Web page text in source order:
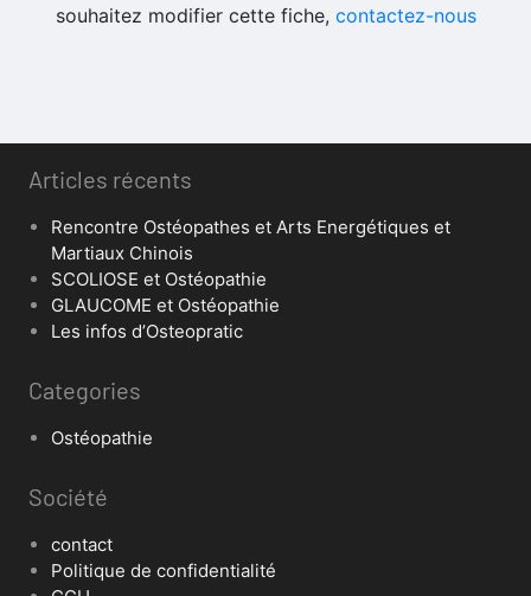
souhaitez modifier cette fiche, contactez-nous
Articles récents
Rencontre Ostéopathes et Arts Energétiques et
Martiaux Chinois
SCOLIOSE et Ostéopathie
GLAUCOME et Ostéopathie
Les infos d’Osteopratic
Categories
Ostéopathie
Société
contact
Politique de confidentialité